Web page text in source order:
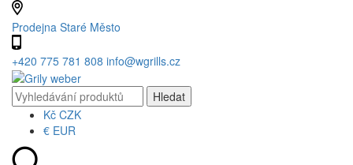
Prodejna Staré Město
+420 775 781 808 info@wgrills.cz
Kč CZK
€ EUR